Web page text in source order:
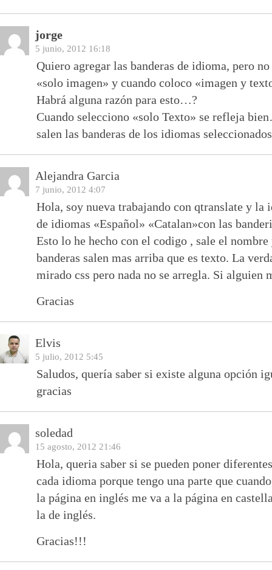
jorge
5 junio, 2012 16:18
Quiero agregar las banderas de idioma, pero
«solo imagen» y cuando coloco «imagen y
Habrá alguna razón para esto…?
Cuando selecciono «solo Texto» se refleja
salen las banderas de los idiomas seleccionados
Alejandra Garcia
7 junio, 2012 4:07
Hola, soy nueva trabajando con qtranslate y la
de idiomas «Español» «Catalan»con las
Esto lo he hecho con el codigo , sale el
banderas salen mas arriba que es texto. La
mirado css pero nada no se arregla. Si alguien
Gracias
Elvis
5 julio, 2012 5:45
Saludos, quería saber si existe alguna opción
gracias
soledad
15 agosto, 2012 21:46
Hola, queria saber si se pueden poner
cada idioma porque tengo una parte que
la página en inglés me va a la página en
la de inglés.
Gracias!!!